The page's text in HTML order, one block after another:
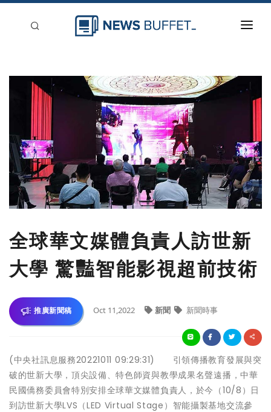
新聞稿分類
登入
刊登
全球華文媒體負責人訪世新
大學 驚豔智能影視超前技術
推廣新聞稿 Oct 11,2022 新聞 新聞時事
(中央社訊息服務20221011 09:29:31) 引領傳播教育發展與突
破的世新大學，頂尖設備、特色師資與教學成果名聲遠播，中華
民國僑務委員會特別安排全球華文媒體負責人，於今（10/8）日
到訪世新大學LVS（LED Virtual Stage）智能攝製基地交流參